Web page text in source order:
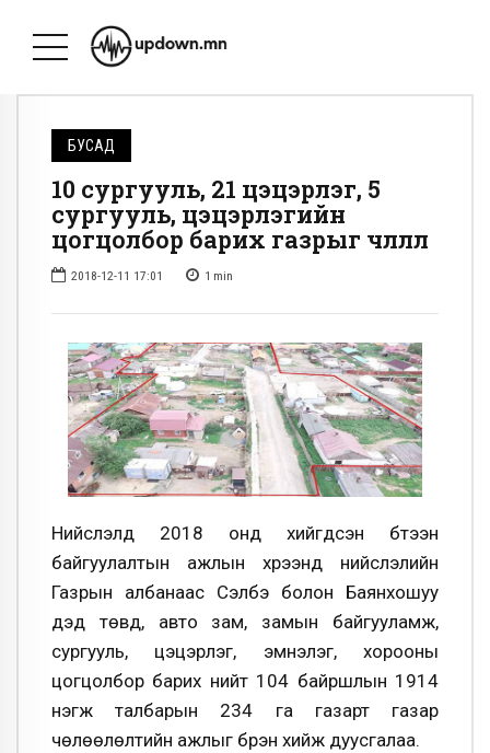
БУСАД
10 сургууль, 21 цэцэрлэг, 5
сургууль, цэцэрлэгийн
цогцолбор барих газрыг чөлөөллөө
2018-12-11 17:01 1 min
Нийслэлд 2018 онд хийгдсэн бүтээн
байгуулалтын ажлын хүрээнд нийслэлийн
Газрын албанаас Сэлбэ болон Баянхошуу
дэд төвүүд, авто зам, замын байгууламж,
сургууль, цэцэрлэг, эмнэлэг, хорооны
цогцолбор барих нийт 104 байршлын 1914
нэгж талбарын 234 га газарт газар
чөлөөлөлтийн ажлыг бүрэн хийж дуусгалаа.